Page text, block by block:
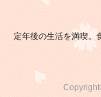
定年後の生活を満喫。